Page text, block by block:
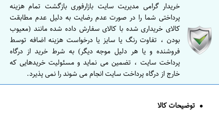
خریدار گرامی مدیریت سایت بازارفوری بازگشت تمام هزینه
پرداختی شما را در صورت عدم رضایت به دلیل عدم مطابقت
کالای خریداری شده با کالای سفارش داده شده مانند (معیوب
بودن ، تفاوت رنگ یا سایز یا درخواست هزینه اضافه توسط
فروشنده و یا هر دلیل موجه دیگر) به شرط خرید از درگاه
پرداخت سایت ، تضمین می نماید و مسئولیت خریدهایی که
خارج از درگاه پرداخت سایت انجام می شوند را نمی پذیرد.
توضیحات کالا